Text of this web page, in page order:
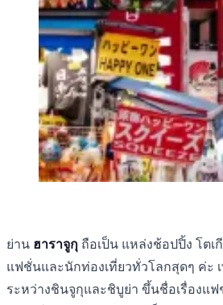
ย่าน ฮาราจูกุ ถือเป็น แหล่งช้อปปิ้ง โตเ
แฟชั่นและนักท่องเที่ยวทั่วโลกสุดๆ ค่ะ
ระหว่างชินจูกุและชิบูย่า ขึ้นชื่อเรื่องแ